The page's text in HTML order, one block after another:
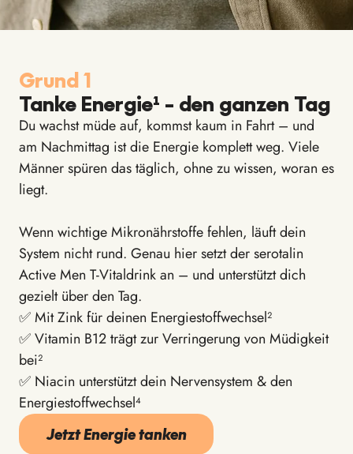
Grund 1
Tanke Energie¹ – den ganzen Tag
Du wachst müde auf, kommst kaum in Fahrt – und
am Nachmittag ist die Energie komplett weg. Viele
Männer spüren das täglich, ohne zu wissen, woran es
liegt.
Wenn wichtige Mikronährstoffe fehlen, läuft dein
System nicht rund. Genau hier setzt der serotalin
Active Men T-Vitaldrink an – und unterstützt dich
gezielt über den Tag.
✅ Mit Zink für deinen Energiestoffwechsel²
✅ Vitamin B12 trägt zur Verringerung von Müdigkeit
bei²
✅ Niacin unterstützt dein Nervensystem & den
Energiestoffwechsel⁴
Jetzt Energie tanken